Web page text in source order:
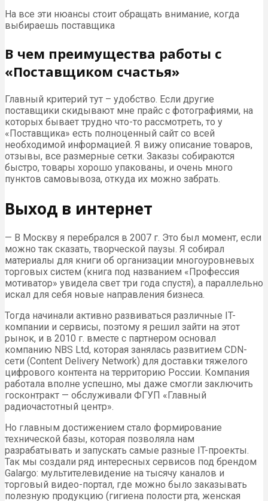
На все эти нюансы стоит обращать внимание, когда
выбираешь поставщика
В чем преимущества работы с
«Поставщиком счастья»
Главный критерий тут – удобство. Если другие
поставщики скидывают мне прайс с фотографиями, на
которых бывает трудно что-то рассмотреть, то у
«Поставщика» есть полноценный сайт со всей
необходимой информацией. Я вижу описание товаров,
отзывы, все размерные сетки. Заказы собираются
быстро, товары хорошо упакованы, и очень много
пунктов самовывоза, откуда их можно забрать.
Выход в интернет
— В Москву я перебрался в 2007 г. Это был момент, если
можно так сказать, творческой паузы. Я собирал
материалы для книги об организации многоуровневых
торговых систем (книга под названием «Профессия
мотиватор» увидела свет три года спустя), а параллельно
искал для себя новые направления бизнеса.
Тогда начинали активно развиваться различные IT-
компании и сервисы, поэтому я решил зайти на этот
рынок, и в 2010 г. вместе с партнером основал
компанию NBS Ltd, которая занялась развитием CDN-
сети (Content Delivery Network) для доставки тяжелого
цифрового контента на территорию России. Компания
работала вполне успешно, мы даже смогли заключить
госконтракт — обслуживали ФГУП «Главный
радиочастотный центр».
Но главным достижением стало формирование
технической базы, которая позволяла нам
разрабатывать и запускать самые разные IT-проекты.
Так мы создали ряд интересных сервисов под брендом
Galargo: мультителевидение на тысячу каналов и
торговый видео-портал, где можно было заказывать
полезную продукцию (гигиена полости рта, женская